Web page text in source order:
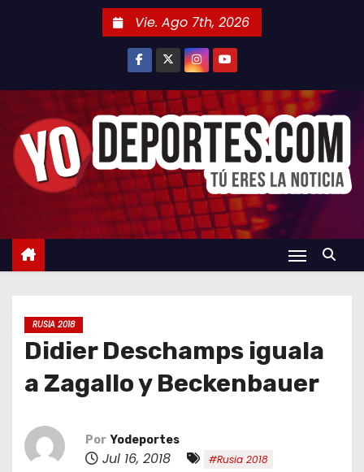
n
Vie. Ago 7th, 2026
RUSIA 2018
Didier Deschamps iguala
a Zagallo y Beckenbauer
Por Yodeportes
Jul 16, 2018 #Rusia 2018